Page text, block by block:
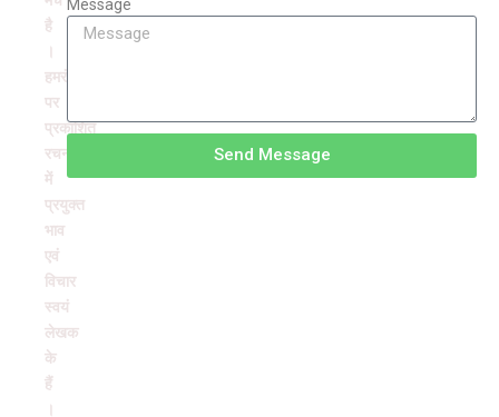
है
हमरंग
पर
प्रकाशित
रचनाओं
में
प्रयुक्त
भाव
एवं
विचार
स्वयं
लेखक
के
हैं
Message
Send Message